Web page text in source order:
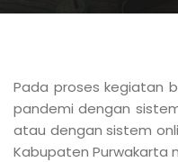
Pada proses kegiatan
pandemi dengan
atau dengan sistem
Kabupaten Purwakarta